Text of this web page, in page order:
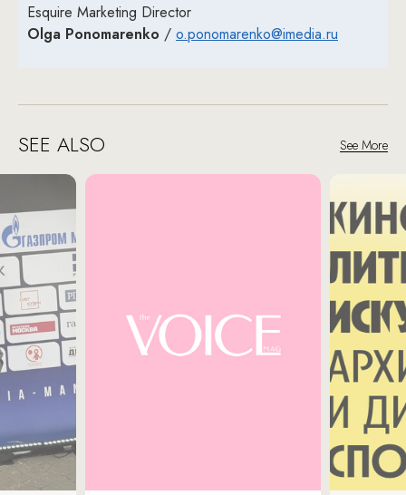
Esquire Marketing Director
Olga Ponomarenko / o.ponomarenko@imedia.ru
SEE ALSO See More